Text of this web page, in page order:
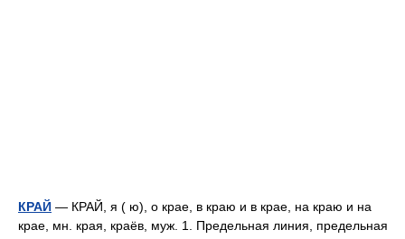
КРАЙ — КРАЙ, я ( ю), о крае, в краю и в крае, на краю и на
крае, мн. края, краёв, муж. 1. Предельная линия, предельная